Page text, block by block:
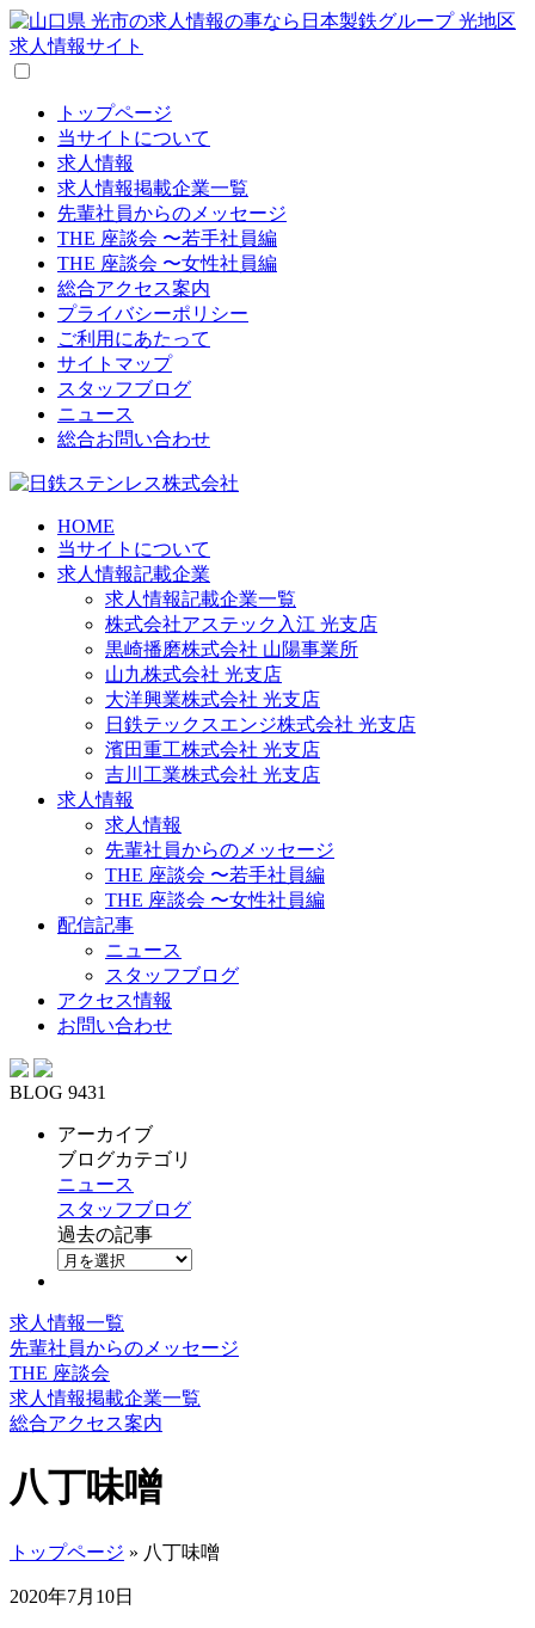
トップページ
当サイトについて
求人情報
求人情報掲載企業一覧
先輩社員からのメッセージ
THE 座談会 〜若手社員編
THE 座談会 〜女性社員編
総合アクセス案内
プライバシーポリシー
ご利用にあたって
サイトマップ
スタッフブログ
ニュース
総合お問い合わせ
HOME
当サイトについて
求人情報記載企業
求人情報記載企業一覧
株式会社アステック入江 光支店
黒崎播磨株式会社 山陽事業所
山九株式会社 光支店
大洋興業株式会社 光支店
日鉄テックスエンジ株式会社 光支店
濱田重工株式会社 光支店
吉川工業株式会社 光支店
求人情報
求人情報
先輩社員からのメッセージ
THE 座談会 〜若手社員編
THE 座談会 〜女性社員編
配信記事
ニュース
スタッフブログ
アクセス情報
お問い合わせ
BLOG 9431
アーカイブ
ブログカテゴリ
ニュース
スタッフブログ
過去の記事
求人情報一覧
先輩社員からのメッセージ
THE 座談会
求人情報掲載企業一覧
総合アクセス案内
八丁味噌
トップページ » 八丁味噌
2020年7月10日